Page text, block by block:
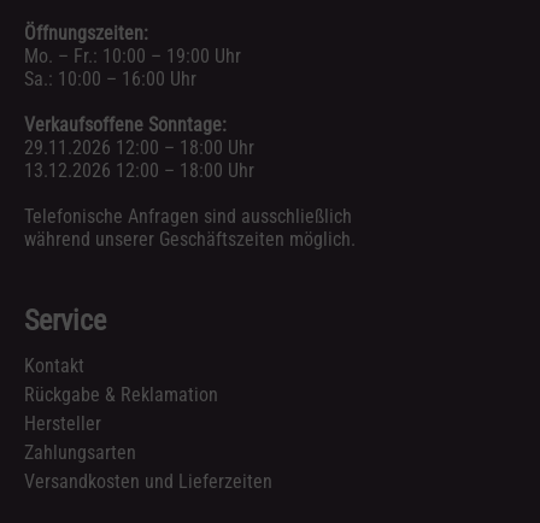
Öffnungszeiten:
Mo. – Fr.: 10:00 – 19:00 Uhr
Sa.: 10:00 – 16:00 Uhr
Verkaufsoffene Sonntage:
29.11.2026 12:00 – 18:00 Uhr
13.12.2026 12:00 – 18:00 Uhr
Telefonische Anfragen sind ausschließlich
während unserer Geschäftszeiten möglich.
Service
Kontakt
Rückgabe & Reklamation
Hersteller
Zahlungsarten
Versandkosten und Lieferzeiten